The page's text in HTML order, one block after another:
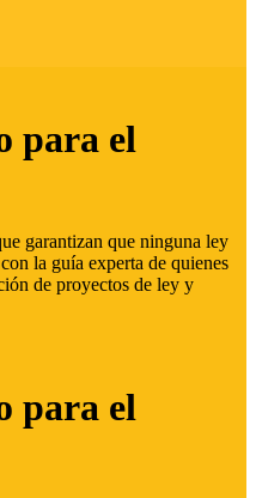
para el
garantizan que ninguna ley
la guía experta de quienes
de proyectos de ley y
para el